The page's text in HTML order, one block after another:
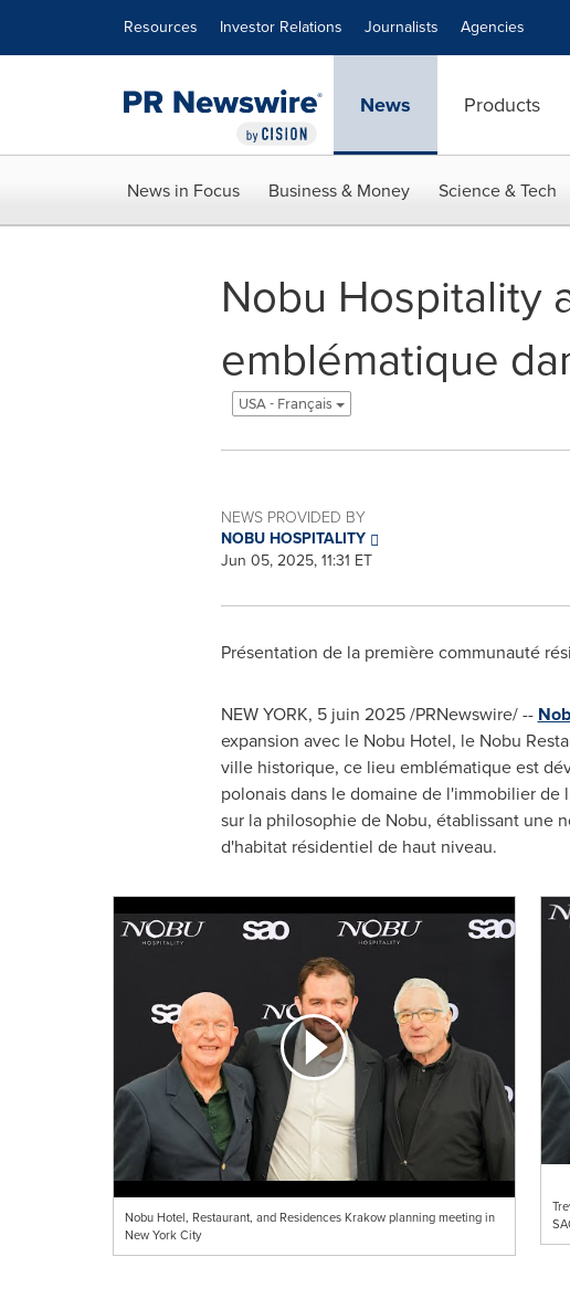
Resources Investor Relations Journalists Agencies
News Products
News in Focus Business & Money Science & Tech
Nobu Hospitality
emblématique
USA - Français
NEWS PROVIDED BY
NOBU HOSPITALITY
Jun 05, 2025, 11:31 ET
Présentation de la première communauté
NEW YORK, 5 juin 2025/PRNewswire/ --
expansion avec le Nobu Hotel, le Nobu
ville historique, ce lieu emblématique est
polonais dans le domaine de l'immobilier
sur la philosophie de Nobu, établissant une
d'habitat résidentiel de haut niveau.
Nobu Hotel, Restaurant, and Residences Krakow planning meeting in
New York City